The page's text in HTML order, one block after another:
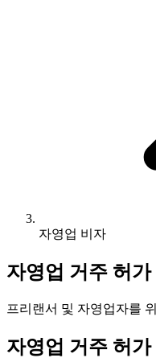
자영업 비자
자영업 거주 허가
프리랜서 및 자영업자를
자영업 거주 허가